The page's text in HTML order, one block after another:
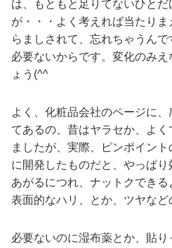
は、もともと足りてないひと
が・・・よく考えれば当たりま
らましされて、忘れちゃうんで
必要ないからです。変化のみ
ょう(^^ゞ
よく、化粧品会社のページに
てあるの、昔はヤラセか、よ
ましたが、実際、ピンポイン
に開発したものだと、やっぱ
あがるにつれ、ナットクできる
表面的なハリ、とか、ツヤなど
必要ないのに湿布薬とか、貼